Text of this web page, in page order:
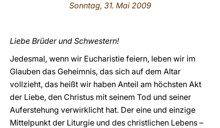
Sonntag, 31. Mai 2009
Liebe Brüder und Schwestern!
Jedesmal, wenn wir Eucharistie feiern, leben wir im
Glauben das Geheimnis, das sich auf dem Altar
vollzieht, das heißt wir haben Anteil am höchsten Akt
der Liebe, den Christus mit seinem Tod und seiner
Auferstehung verwirklicht hat. Der eine und einzige
Mittelpunkt der Liturgie und des christlichen Lebens –